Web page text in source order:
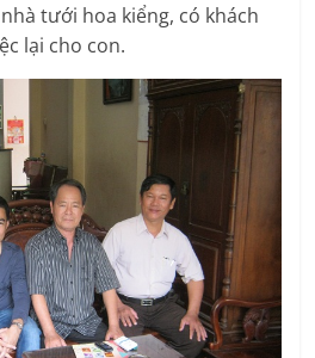
tưới hoa kiểng, có khách
lại cho con.